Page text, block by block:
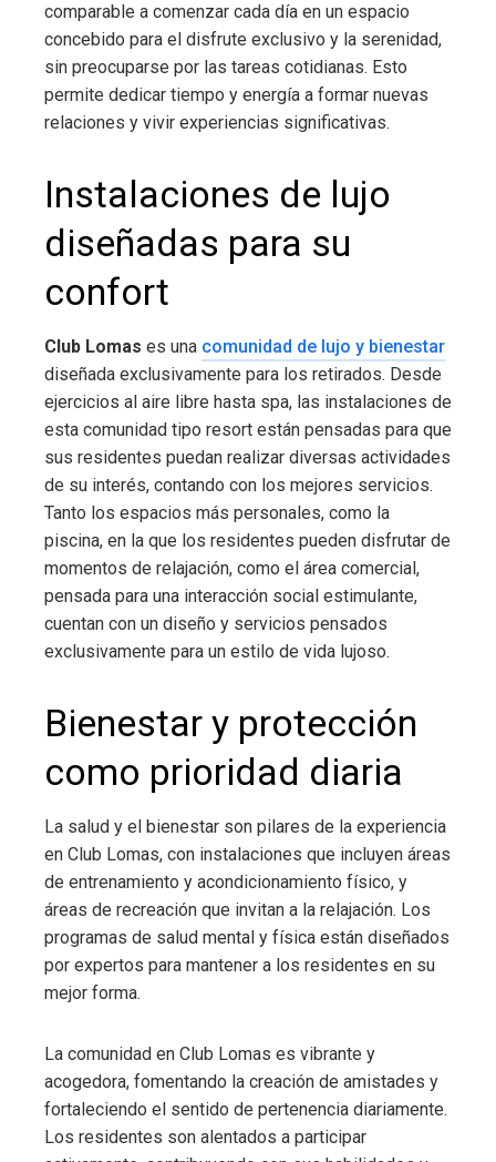
comparable a comenzar cada día en un espacio
concebido para el disfrute exclusivo y la serenidad,
sin preocuparse por las tareas cotidianas. Esto
permite dedicar tiempo y energía a formar nuevas
relaciones y vivir experiencias significativas.
Instalaciones de lujo
diseñadas para su
confort
Club Lomas es una comunidad de lujo y bienestar
diseñada exclusivamente para los retirados. Desde
ejercicios al aire libre hasta spa, las instalaciones de
esta comunidad tipo resort están pensadas para que
sus residentes puedan realizar diversas actividades
de su interés, contando con los mejores servicios.
Tanto los espacios más personales, como la
piscina, en la que los residentes pueden disfrutar de
momentos de relajación, como el área comercial,
pensada para una interacción social estimulante,
cuentan con un diseño y servicios pensados
exclusivamente para un estilo de vida lujoso.
Bienestar y protección
como prioridad diaria
La salud y el bienestar son pilares de la experiencia
en Club Lomas, con instalaciones que incluyen áreas
de entrenamiento y acondicionamiento físico, y
áreas de recreación que invitan a la relajación. Los
programas de salud mental y física están diseñados
por expertos para mantener a los residentes en su
mejor forma.
La comunidad en Club Lomas es vibrante y
acogedora, fomentando la creación de amistades y
fortaleciendo el sentido de pertenencia diariamente.
Los residentes son alentados a participar